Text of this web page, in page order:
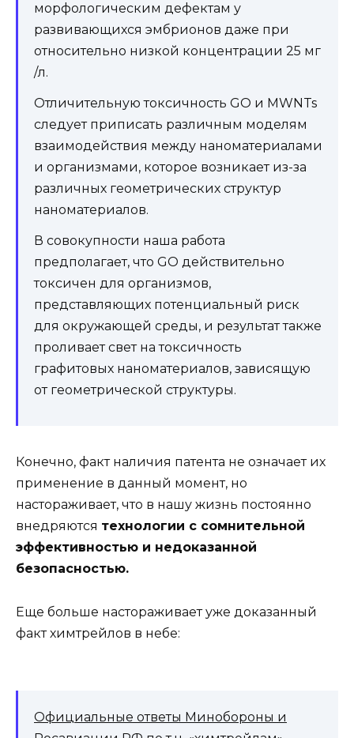
морфологическим дефектам у
развивающихся эмбрионов даже при
относительно низкой концентрации 25 мг
/л.
Отличительную токсичность GO и MWNTs
следует приписать различным моделям
взаимодействия между наноматериалами
и организмами, которое возникает из-за
различных геометрических структур
наноматериалов.
В совокупности наша работа
предполагает, что GO действительно
токсичен для организмов,
представляющих потенциальный риск
для окружающей среды, и результат также
проливает свет на токсичность
графитовых наноматериалов, зависящую
от геометрической структуры.
Конечно, факт наличия патента не означает их
применение в данный момент, но
настораживает, что в нашу жизнь постоянно
внедряются технологии с сомнительной
эффективностью и недоказанной
безопасностью.
Еще больше настораживает уже доказанный
факт химтрейлов в небе:
Официальные ответы Минобороны и